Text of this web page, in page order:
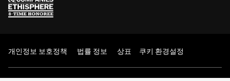
개인정보 보호정책 법률 정보 상표 쿠키 환경설정